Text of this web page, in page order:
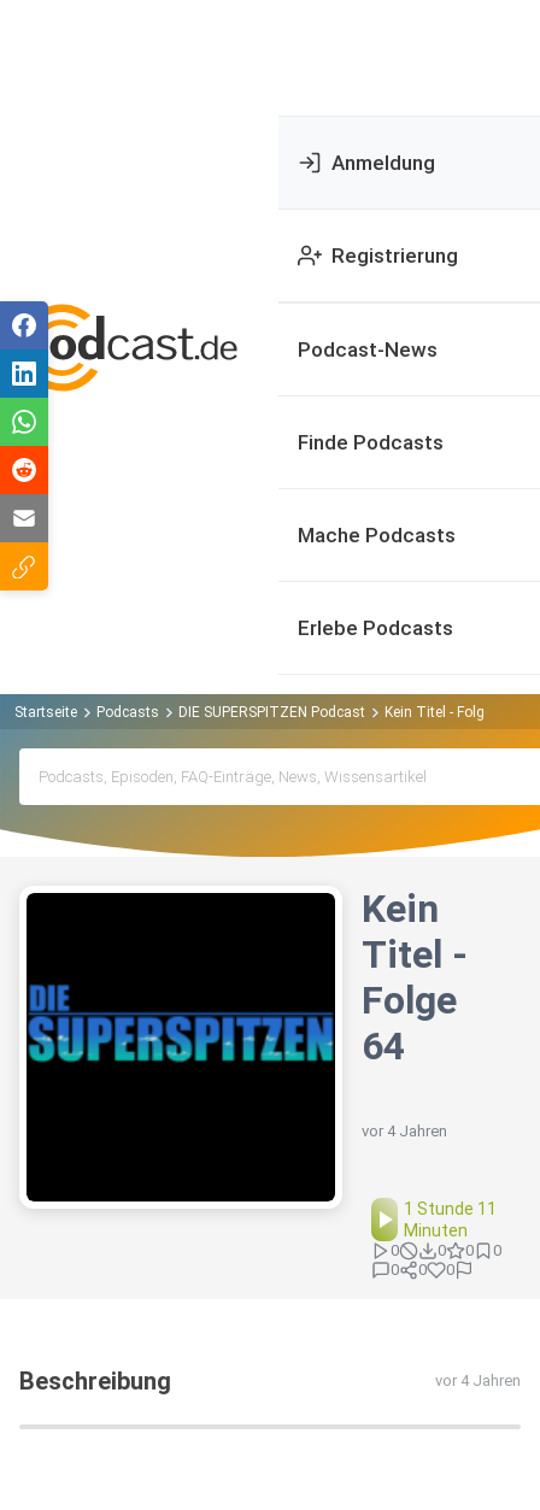
Anmeldung
Registrierung
Podcast-News
Finde Podcasts
Mache Podcasts
Erlebe Podcasts
Startseite Podcasts DIE SUPERSPITZEN Podcast Kein Titel - Folge 64
Kein
Titel -
Folge
64
vor 4 Jahren
1 Stunde 11
Minuten
0 0 0
0
0
0 0
Beschreibung vor 4 Jahren